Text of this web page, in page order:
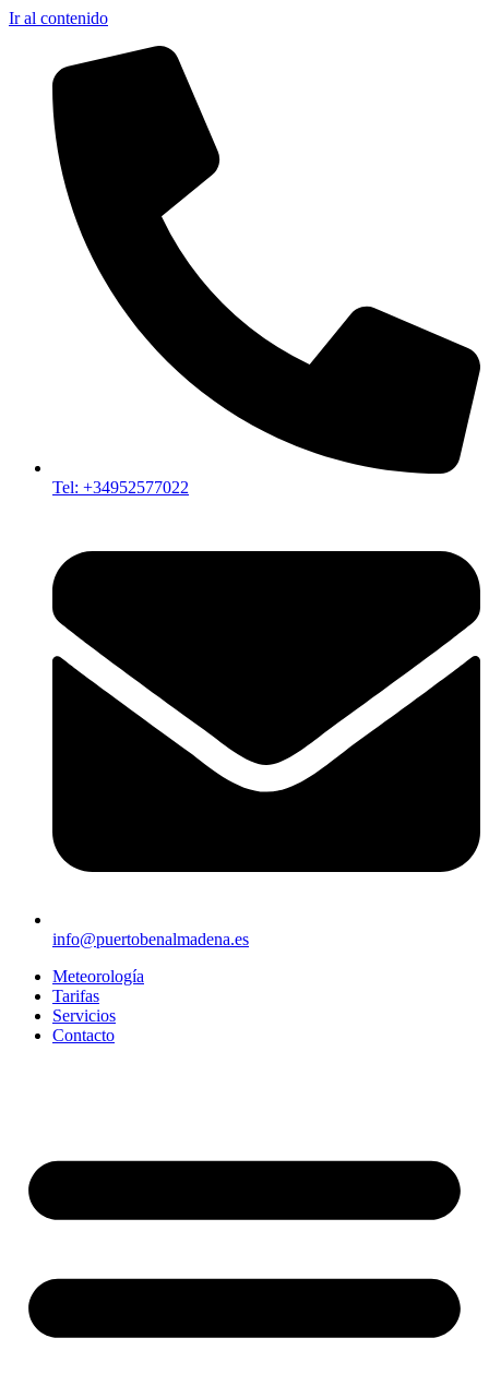
Ir al contenido
Tel: +34952577022
info@puertobenalmadena.es
Meteorología
Tarifas
Servicios
Contacto